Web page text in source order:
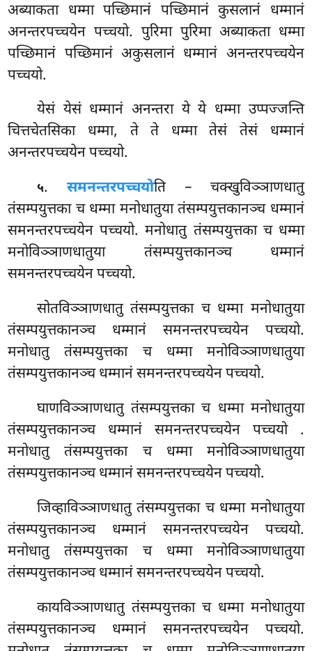
अब्याकता धम्मा पच्छिमानं पच्छिमानं कुसलानं धम्मानं
अनन्तरपच्चयेन पच्चयो. पुरिमा पुरिमा अब्याकता धम्मा
पच्छिमानं पच्छिमानं अकुसलानं धम्मानं अनन्तरपच्चयेन
पच्चयो.
येसं येसं धम्मानं अनन्तरा ये ये धम्मा उप्पज्जन्ति
चित्तचेतसिका धम्मा, ते ते धम्मा तेसं तेसं धम्मानं
अनन्तरपच्चयेन पच्चयो.
५. समनन्तरपच्चयोति – चक्खुविञ्ञाणधातु
तंसम्पयुत्तका च धम्मा मनोधातुया तंसम्पयुत्तकानञ्च धम्मानं
समनन्तरपच्चयेन पच्चयो. मनोधातु तंसम्पयुत्तका च धम्मा
मनोविञ्ञाणधातुया तंसम्पयुत्तकानञ्च धम्मानं
समनन्तरपच्चयेन पच्चयो.
सोतविञ्ञाणधातुतंसम्पयुत्तका च धम्मा मनोधातुया
तंसम्पयुत्तकानञ्च धम्मानं समनन्तरपच्चयेन पच्चयो.
मनोधातु तंसम्पयुत्तका च धम्मा मनोविञ्ञाणधातुया
तंसम्पयुत्तकानञ्च धम्मानं समनन्तरपच्चयेन पच्चयो.
घाणविञ्ञाणधातु तंसम्पयुत्तका च धम्मा मनोधातुया
तंसम्पयुत्तकानञ्च धम्मानं समनन्तरपच्चयेन पच्चयो .
मनोधातु तंसम्पयुत्तका च धम्मा मनोविञ्ञाणधातुया
तंसम्पयुत्तकानञ्च धम्मानं समनन्तरपच्चयेन पच्चयो.
जिव्हाविञ्ञाणधातु तंसम्पयुत्तका च धम्मा मनोधातुया
तंसम्पयुत्तकानञ्च धम्मानं समनन्तरपच्चयेन पच्चयो.
मनोधातु तंसम्पयुत्तका च धम्मा मनोविञ्ञाणधातुया
तंसम्पयुत्तकानञ्च धम्मानं समनन्तरपच्चयेन पच्चयो.
कायविञ्ञाणधातु तंसम्पयुत्तका च धम्मा मनोधातुया
तंसम्पयुत्तकानञ्च धम्मानं समनन्तरपच्चयेन पच्चयो.